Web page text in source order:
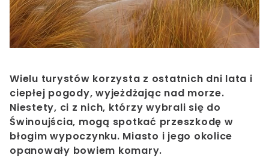
Wielu turystów korzysta z ostatnich dni lata i
ciepłej pogody, wyjeżdżając nad morze.
Niestety, ci z nich, którzy wybrali się do
Świnoujścia, mogą spotkać przeszkodę w
błogim wypoczynku. Miasto i jego okolice
opanowały bowiem komary.